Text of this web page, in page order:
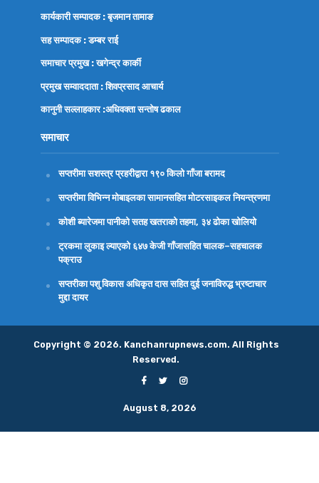
कार्यकारी सम्पादक : बृजमान तामाङ
सह सम्पादक : डम्बर राई
समाचार प्रमुख : खगेन्द्र कार्की
प्रमुख सम्वाददाता : शिवप्रसाद आचार्य
कानुनी सल्लाहकार :अधिवक्तासन्तोष ढकाल
समाचार
सप्तरीमा सशस्त्र प्रहरीद्वारा १९० किलो गाँजा बरामद
सप्तरीमा विभिन्न मोबाइलका सामानसहित मोटरसाइकल नियन्त्रणमा
कोशी ब्यारेजमा पानीको सतह खतराको तहमा, ३४ ढोका खोलियो
ट्रकमा लुकाइ ल्याएको ६४७ केजी गाँजासहित चालक–सहचालक
पक्राउ
सप्तरीका पशु विकास अधिकृत दास सहित दुई जनाविरुद्ध भ्रष्टाचार
मुद्दा दायर
Copyright © 2026. Kanchanrupnews.com. All Rights
Reserved.
August 8, 2026